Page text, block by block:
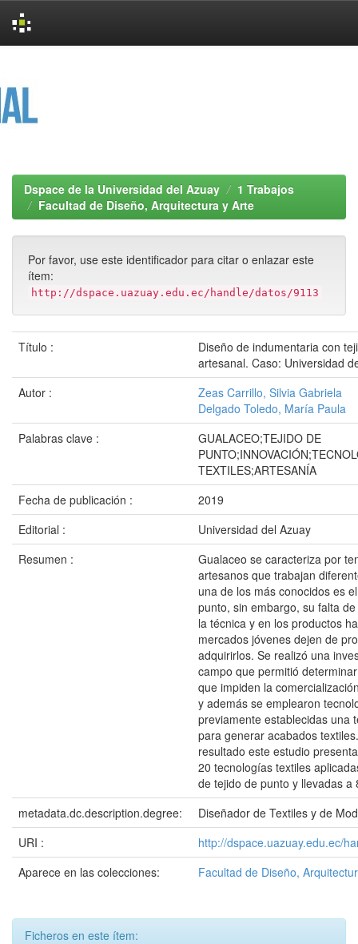
Dspace de la Universidad del Azuay
1 Trabajos
Facultad de Diseño, Arquitectura y Arte
Por favor, use este identificador para citar o enlazar este
ítem:
http://dspace.uazuay.edu.ec/handle/datos/9113
Título :
Diseño de indumentaria con
artesanal. Caso: Universidad
Autor :
Zeas Carrillo, Silvia Gabriela
Delgado Toledo, María Paula
Palabras clave :
GUALACEO;TEJIDO DE
TEXTILES;ARTESANÍA
Fecha de publicación :
2019
Editorial :
Universidad del Azuay
Resumen :
Gualaceo se caracteriza por
artesanos que trabajan
una de los más conocidos es
punto, sin embargo, su falta
la técnica y en los productos
mercados jóvenes dejen de
adquirirlos. Se realizó una
campo que permitió
que impiden la
y además se emplearon
previamente establecidas una
para generar acabados
resultado este estudio
20 tecnologías textiles
de tejido de punto y llevadas a
metadata.dc.description.degree:
Diseñador de Textiles y de
URI :
http://dspace.uazuay.edu.ec/
Aparece en las colecciones:
Facultad de Diseño,
Ficheros en este ítem: